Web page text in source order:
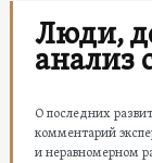
Люди,
анализ
О последних
комментарий
и неравномерном